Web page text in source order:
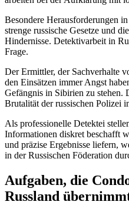
Besondere Herausforderungen
strenge russische Gesetze und
Hindernisse. Detektivarbeit in
Frage.
Der Ermittler, der Sachverhalte
den Einsätzen immer Angst
Gefängnis in Sibirien zu stehen.
Brutalität der russischen Polizei
Als professionelle Detektei
Informationen diskret beschafft
und präzise Ergebnisse liefern,
in der Russischen Föderation
Aufgaben, die
Russland